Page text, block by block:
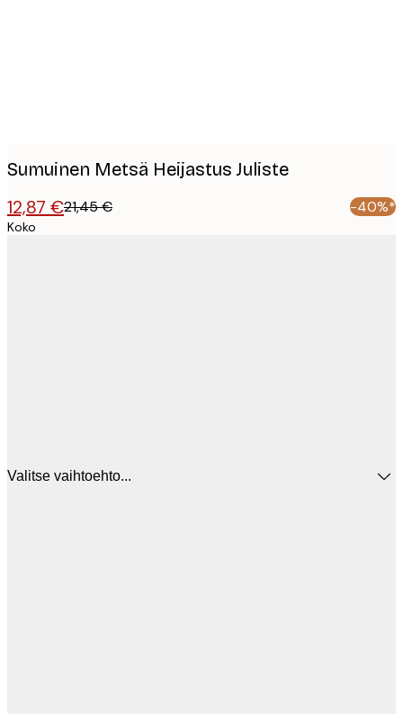
Sumuinen Metsä Heijastus Juliste
12,87 €21,45 € -40%*
Koko
Valitse vaihtoehto...